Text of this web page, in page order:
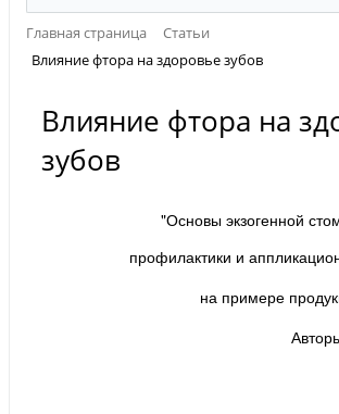
Главная страница
Статьи
Влияние фтора на здоровье зубов
Влияние фтора на
зубов
"Основы экзогенной
профилактики и
на примере